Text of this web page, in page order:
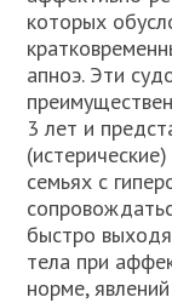
которых
апноэ. Эти
3 лет и
семьях с
быстро
тела при
норме,